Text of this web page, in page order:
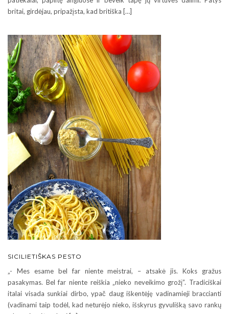
britai, girdėjau, pripažįsta, kad britiška […]
SICILIETIŠKAS PESTO
„- Mes esame bel far niente meistrai, – atsakė jis. Koks gražus
pasakymas. Bel far niente reiškia „nieko neveikimo grožį”. Tradiciškai
italai visada sunkiai dirbo, ypač daug iškentėję vadinamieji braccianti
(vadinami taip todėl, kad neturėjo nieko, išskyrus gyvulišką savo rankų